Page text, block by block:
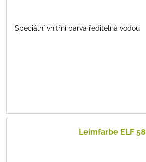
Speciální vnitřní barva ředitelná vodou
Leimfarbe ELF 58